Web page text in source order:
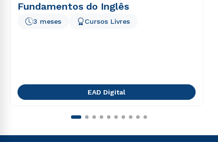
Fundamentos do Inglês
3 meses Cursos Livres
EAD Digital